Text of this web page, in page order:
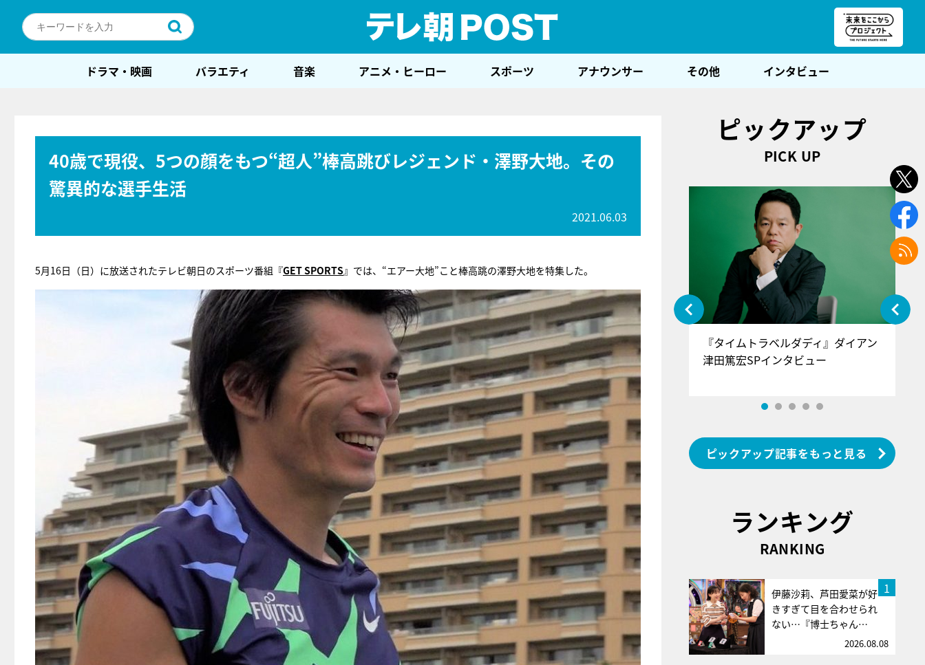
ドラマ・映画 バラエティ 音楽 アニメ・ヒーロー スポーツ アナウンサー その他 インタビュー
40歳で現役、5つの顔をもつ“超人”棒高跳びレジェンド・澤野大地。その
驚異的な選手生活
2021.06.03
5月16日（日）に放送されたテレビ朝日のスポーツ番組『GET SPORTS』では、“エアー大地”こと棒高跳の澤野大地を特集した。
ピックアップ
PICK UP
『アイ＝ラブ！げーみんぐ』＝LOV
E齋藤樹愛羅＆佐々木舞香SPインタ
ビュー
『タイムトラベルダディ』ダイアン
津田篤宏SPインタビュー
ピックアップ記事をもっと見る
ランキング
RANKING
1
伊藤沙莉、芦田愛菜が好
きすぎて目を合わせられ
ない…『博士ちゃん…
2026.08.08